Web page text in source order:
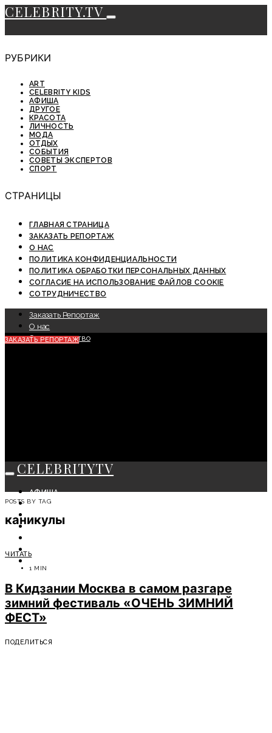
CELEBRITY.TV
РУБРИКИ
ART
CELEBRITY KIDS
АФИША
ДРУГОЕ
КРАСОТА
ЛИЧНОСТЬ
МОДА
ОТДЫХ
СОБЫТИЯ
СОВЕТЫ ЭКСПЕРТОВ
СПОРТ
СТРАНИЦЫ
ГЛАВНАЯ СТРАНИЦА
ЗАКАЗАТЬ РЕПОРТАЖ
О НАС
ПОЛИТИКА КОНФИДЕНЦИАЛЬНОСТИ
ПОЛИТИКА ОБРАБОТКИ ПЕРСОНАЛЬНЫХ ДАННЫХ
СОГЛАСИЕ НА ИСПОЛЬЗОВАНИЕ ФАЙЛОВ COOKIE
СОТРУДНИЧЕСТВО
Заказать Репортаж
О нас
Сотрудничество
ЗАКАЗАТЬ РЕПОРТАЖ
CELEBRITYTV
АФИША
СОБЫТИЯ
КРАСОТА
МОДА
POSTS BY TAG
каникулы
ЧИТАТЬ
1 MIN
В Кидзании Москва в самом разгаре
зимний фестиваль «ОЧЕНЬ ЗИМНИЙ
ФЕСТ»
ПОДЕЛИТЬСЯ